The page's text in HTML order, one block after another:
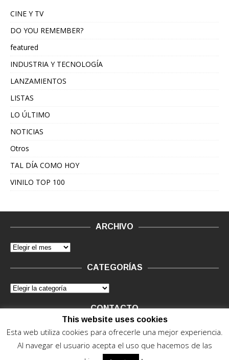
CINE Y TV
DO YOU REMEMBER?
featured
INDUSTRIA Y TECNOLOGÍA
LANZAMIENTOS
LISTAS
LO ÚLTIMO
NOTICIAS
Otros
TAL DÍA COMO HOY
VINILO TOP 100
ARCHIVO
CATEGORÍAS
CONTACTO
Vinilo Negro.Consultas de anunciantes y Legal, en vinilo at
This website uses cookies
Esta web utiliza cookies para ofrecerle una mejor experiencia.
Al navegar el usuario acepta el uso que hacemos de las